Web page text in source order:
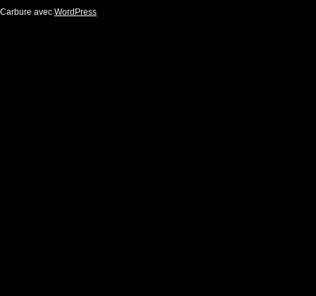
Carbure avec WordPress